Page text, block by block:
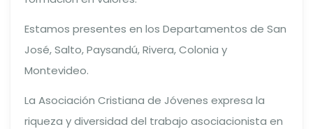
Estamos presentes en los Departamentos de San
José, Salto, Paysandú, Rivera, Colonia y
Montevideo.
La Asociación Cristiana de Jóvenes expresa la
riqueza y diversidad del trabajo asociacionista en